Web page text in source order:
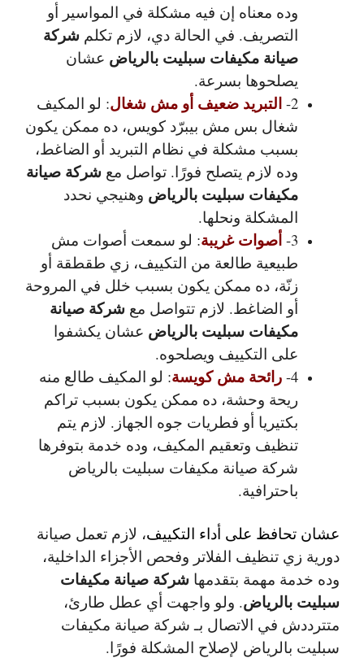
وده معناه إن فيه مشكلة في المواسير أو
التصريف. في الحالة دي، لازم تكلم شركة
صيانة مكيفات سبليت بالرياض عشان
يصلحوها بسرعة.
2- التبريد ضعيف أو مش شغال: لو المكيف
شغال بس مش بيبرّد كويس، ده ممكن يكون
بسبب مشكلة في نظام التبريد أو الضاغط،
وده لازم يتصلح فورًا. تواصل مع شركة صيانة
مكيفات سبليت بالرياض وهنيجي نحدد
المشكلة ونحلها.
3- أصوات غريبة: لو سمعت أصوات مش
طبيعية طالعة من التكييف، زي طقطقة أو
زنّة، ده ممكن يكون بسبب خلل في المروحة
أو الضاغط. لازم تتواصل مع شركة صيانة
مكيفات سبليت بالرياض عشان يكشفوا
على التكييف ويصلحوه.
4- رائحة مش كويسة: لو المكيف طالع منه
ريحة وحشة، ده ممكن يكون بسبب تراكم
بكتيريا أو فطريات جوه الجهاز. لازم يتم
تنظيف وتعقيم المكيف، وده خدمة بتوفرها
شركة صيانة مكيفات سبليت بالرياض
باحترافية.
عشان تحافظ على أداء التكييف، لازم تعمل صيانة
دورية زي تنظيف الفلاتر وفحص الأجزاء الداخلية،
وده خدمة مهمة بتقدمها شركة صيانة مكيفات
سبليت بالرياض. ولو واجهت أي عطل طارئ،
متترددش في الاتصال بـ شركة صيانة مكيفات
سبليت بالرياض لإصلاح المشكلة فورًا.